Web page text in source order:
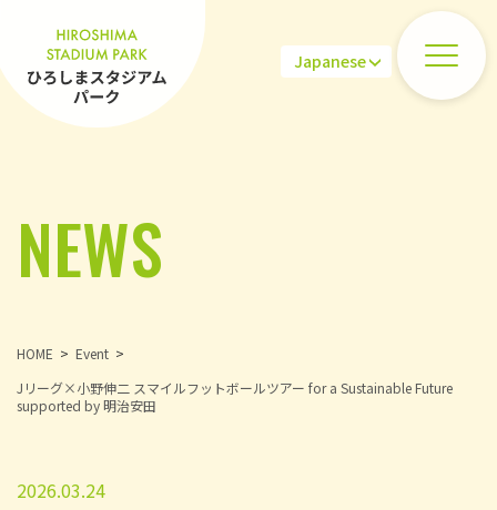
NEWS
HOME
Event
Jリーグ×小野伸二 スマイルフットボールツアー for a Sustainable Future
supported by 明治安田
2026.03.24